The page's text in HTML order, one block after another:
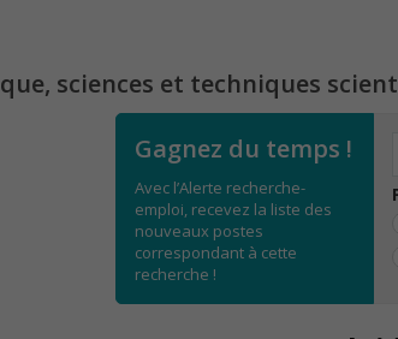
sciences et techniques
Gagnez du temps !
Avec l’Alerte recherche-
emploi, recevez la liste des
nouveaux postes
correspondant à cette
recherche !